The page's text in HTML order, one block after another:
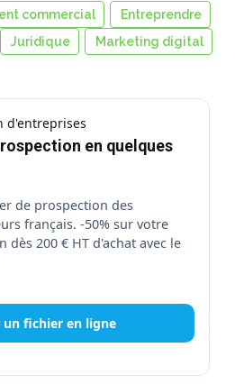
commercial
Entreprendre
Juridique Marketing digital
en quelques
de prospection des
français. -50% sur votre
200 € HT d'achat avec le
un fichier en ligne